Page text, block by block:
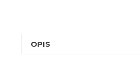
OPIS